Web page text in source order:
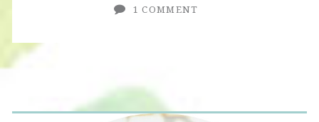
Семян
1 COMMENT